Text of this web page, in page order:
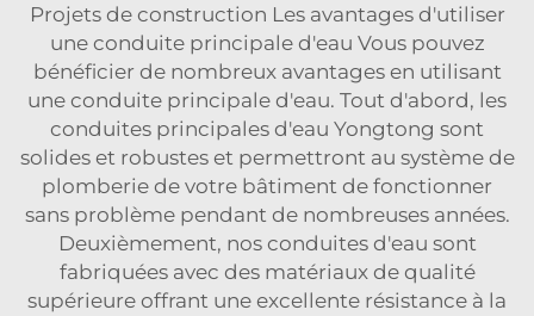
Projets de construction Les avantages d'utiliser
une conduite principale d'eau Vous pouvez
bénéficier de nombreux avantages en utilisant
une conduite principale d'eau. Tout d'abord, les
conduites principales d'eau Yongtong sont
solides et robustes et permettront au système de
plomberie de votre bâtiment de fonctionner
sans problème pendant de nombreuses années.
Deuxièmement, nos conduites d'eau sont
fabriquées avec des matériaux de qualité
supérieure offrant une excellente résistance à la